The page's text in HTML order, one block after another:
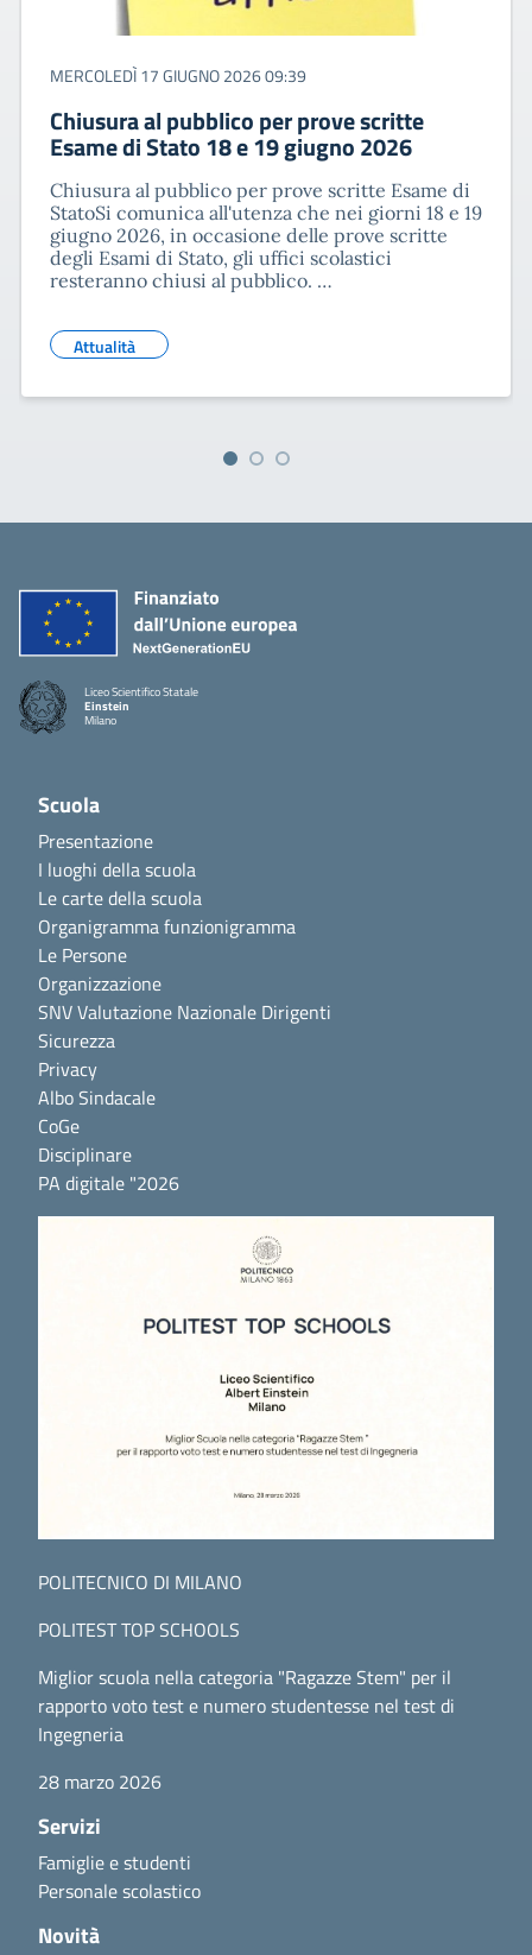
MERCOLEDÌ 17 GIUGNO 2026 09:39
Chiusura al pubblico per prove scritte
Esame di Stato 18 e 19 giugno 2026
Chiusura al pubblico per prove scritte Esame di
StatoSi comunica all'utenza che nei giorni 18 e 19
giugno 2026, in occasione delle prove scritte
degli Esami di Stato, gli uffici scolastici
resteranno chiusi al pubblico. …
Attualità
Liceo Scientifico Statale
Einstein
Milano
Scuola
Presentazione
I luoghi della scuola
Le carte della scuola
Organigramma funzionigramma
Le Persone
Organizzazione
SNV Valutazione Nazionale Dirigenti
Sicurezza
Privacy
Albo Sindacale
CoGe
Disciplinare
PA digitale "2026
POLITECNICO DI MILANO
POLITEST TOP SCHOOLS
Miglior scuola nella categoria "Ragazze Stem" per il
rapporto voto test e numero studentesse nel test di
Ingegneria
28 marzo 2026
Servizi
Famiglie e studenti
Personale scolastico
Novità